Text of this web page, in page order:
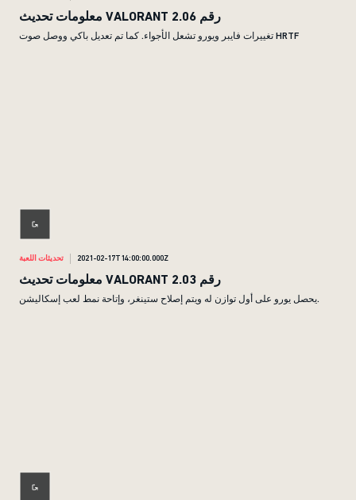
معلومات تحديث VALORANT رقم 2.06
تغييرات فايبر ويورو تشعل الأجواء. كما تم تعديل باكي ووصل صوت HRTF
تحديثات اللعبة 2021-02-17T14:00:00.000Z
معلومات تحديث VALORANT رقم 2.03
يحصل يورو على أول توازن له ويتم إصلاح ستينغر، وإتاحة نمط لعب إسكاليشن.